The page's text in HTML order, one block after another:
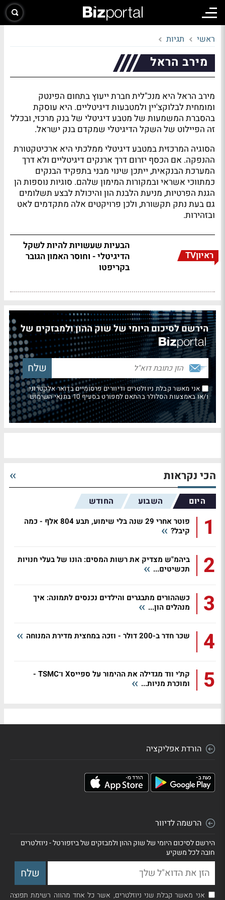
ראשי תגיות
מירב הראל
מירב הראל היא מנכ"לית חברת ייעוץ בתחום הפינטק
ומומחית לבלוקצ'יין ולמטבעות דיגיטליים. היא עוסקת
בהסברת המשמעות של מטבע דיגיטלי של בנק מרכזי, ובכלל
זה הפיילוט של השקל הדיגיטלי שמקדם בנק ישראל.
הסוגיה המרכזית במטבע דיגיטלי ממלכתי היא ארכיטקטורת
ההנפקה. אם הכסף יזרום דרך ארנקים דיגיטליים ולא דרך
המערכת הבנקאית, ייתכן שינוי מבני בתפקיד הבנקים
כמתווכי אשראי ובמקורות המימון שלהם. סוגיות נוספות הן
הגנת הפרטיות, מניעת הלבנת הון והיכולת לבצע תשלומים
גם בעת נתק תקשורת, ולכן פרויקטים אלה מתקדמים לאט
ובזהירות.
ראיוןTV
הבעיות שעשויות להיות לשקל
הדיגיטלי - וחוסר האמון הגובר
בקריפטו
הירשם לסיכום היומי של שוק ההון ולמבזקים של
אני מאשר קבלת ניוזלטרים ודיוורים פרסומיים בדואר אלקטרוני
ו/או באמצעות הסלולר בהתאם למפורט בסעיף 10 בתנאי השימוש
הכי נקראות
היום השבוע החודש
1
פוטר אחרי 29 שנה בלי שימוע, תבע 804 אלף - כמה
קיבל?
2
ביהמ"ש מצדיק את רשות המסים: הונו של בעלי חנויות
תכשיטים...
3
כשההורים מתבגרים והילדים נכנסים לתמונה: איך
מנהלים הון...
4 שכר חדר ב-200 דולר - וזכה במחצית מדירת המנוחה
5
קת׳י ווד מגדילה את ההימור על ספייסX ו־TSMC -
ומוכרת מניות...
הורדת אפליקציה
הרשמה לדיוור
הירשם לסיכום היומי של שוק ההון ולמבזקים של ביזפורטל - ניוזלטרים
חובה לכל משקיע
אני מאשר קבלת שני ניוזלטרים, אשר כל אחד מהווה רשימת תפוצה